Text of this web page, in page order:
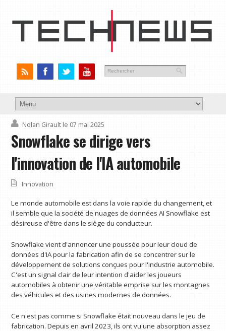
Nolan Girault le 07 mai 2025
Snowflake se dirige vers
l'innovation de l'IA automobile
Innovation
Le monde automobile est dans la voie rapide du changement, et
il semble que la société de nuages ​​de données AI Snowflake est
désireuse d'être dans le siège du conducteur.
Snowflake vient d'annoncer une poussée pour leur cloud de
données d'IA pour la fabrication afin de se concentrer sur le
développement de solutions conçues pour l'industrie automobile.
C'est un signal clair de leur intention d'aider les joueurs
automobiles à obtenir une véritable emprise sur les montagnes
des véhicules et des usines modernes de données.
Ce n'est pas comme si Snowflake était nouveau dans le jeu de
fabrication. Depuis en avril 2023, ils ont vu une absorption assez